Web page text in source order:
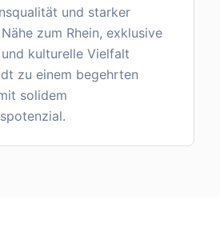
und starker
zum Rhein, exklusive
kulturelle Vielfalt
zu einem begehrten
solidem